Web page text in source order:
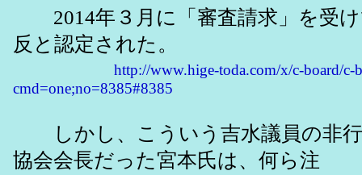
2014年３月に「審査請求」を受け
反と認定された。
http://www.hige-toda.com/x/c-board/c-
cmd=one;no=8385#8385
しかし、こういう吉水議員の非行
協会会長だった宮本氏は、何ら注